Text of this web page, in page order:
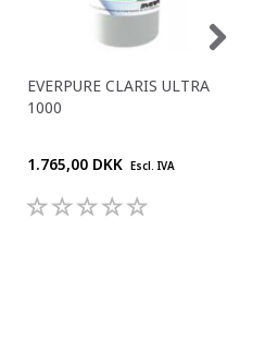
EVERPURE CLARIS ULTRA
1000
1.765,00 DKK Escl. IVA